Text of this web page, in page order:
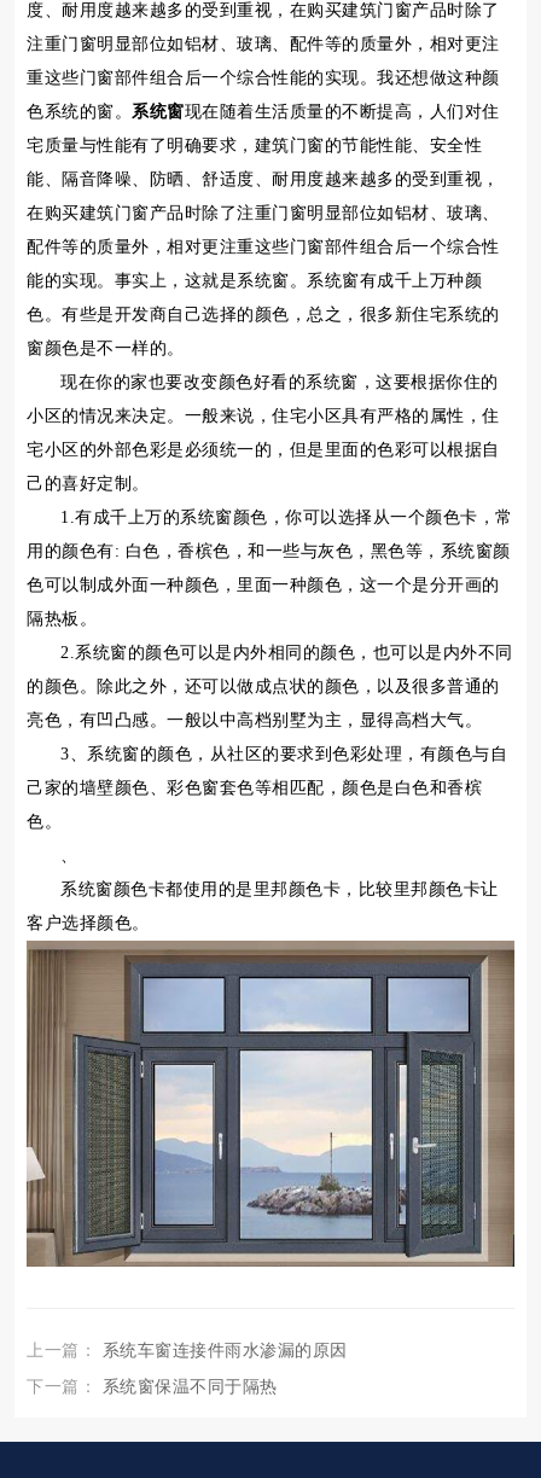
度、耐用度越来越多的受到重视，在购买建筑门窗产品时除了
注重门窗明显部位如铝材、玻璃、配件等的质量外，相对更注
重这些门窗部件组合后一个综合性能的实现。我还想做这种颜
色系统的窗。 系统窗现在随着生活质量的不断提高，人们对住
宅质量与性能有了明确要求，建筑门窗的节能性能、安全性
能、隔音降噪、防晒、舒适度、耐用度越来越多的受到重视，
在购买建筑门窗产品时除了注重门窗明显部位如铝材、玻璃、
配件等的质量外，相对更注重这些门窗部件组合后一个综合性
能的实现。事实上，这就是系统窗。系统窗有成千上万种颜
色。有些是开发商自己选择的颜色，总之，很多新住宅系统的
窗颜色是不一样的。
现在你的家也要改变颜色好看的系统窗，这要根据你住的
小区的情况来决定。一般来说，住宅小区具有严格的属性，住
宅小区的外部色彩是必须统一的，但是里面的色彩可以根据自
己的喜好定制。
1.有成千上万的系统窗颜色，你可以选择从一个颜色卡，常
用的颜色有: 白色，香槟色，和一些与灰色，黑色等，系统窗颜
色可以制成外面一种颜色，里面一种颜色，这一个是分开画的
隔热板。
2.系统窗的颜色可以是内外相同的颜色，也可以是内外不同
的颜色。除此之外，还可以做成点状的颜色，以及很多普通的
亮色，有凹凸感。一般以中高档别墅为主，显得高档大气。
3、系统窗的颜色，从社区的要求到色彩处理，有颜色与自
己家的墙壁颜色、彩色窗套色等相匹配，颜色是白色和香槟
色。
、
系统窗颜色卡都使用的是里邦颜色卡，比较里邦颜色卡让
客户选择颜色。
上一篇：
系统车窗连接件雨水渗漏的原因
下一篇：
系统窗保温不同于隔热